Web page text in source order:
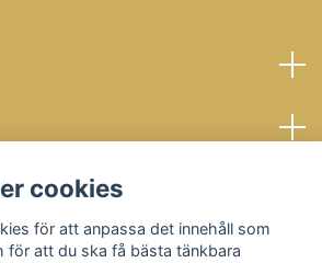
cookies
för att anpassa det innehåll som
för att du ska få bästa tänkbara